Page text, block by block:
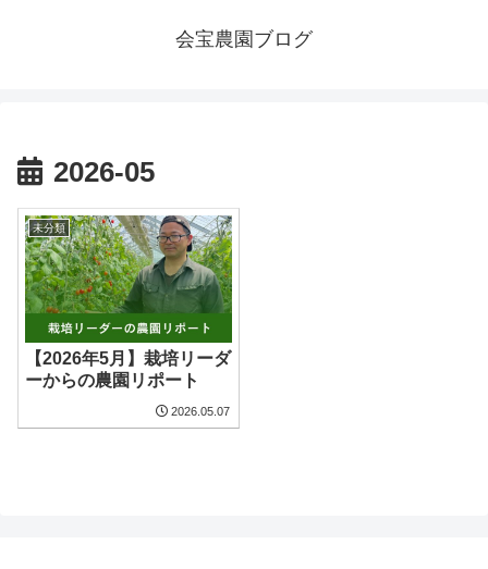
会宝農園ブログ
2026-05
未分類
【2026年5月】栽培リーダ
ーからの農園リポート
2026.05.07